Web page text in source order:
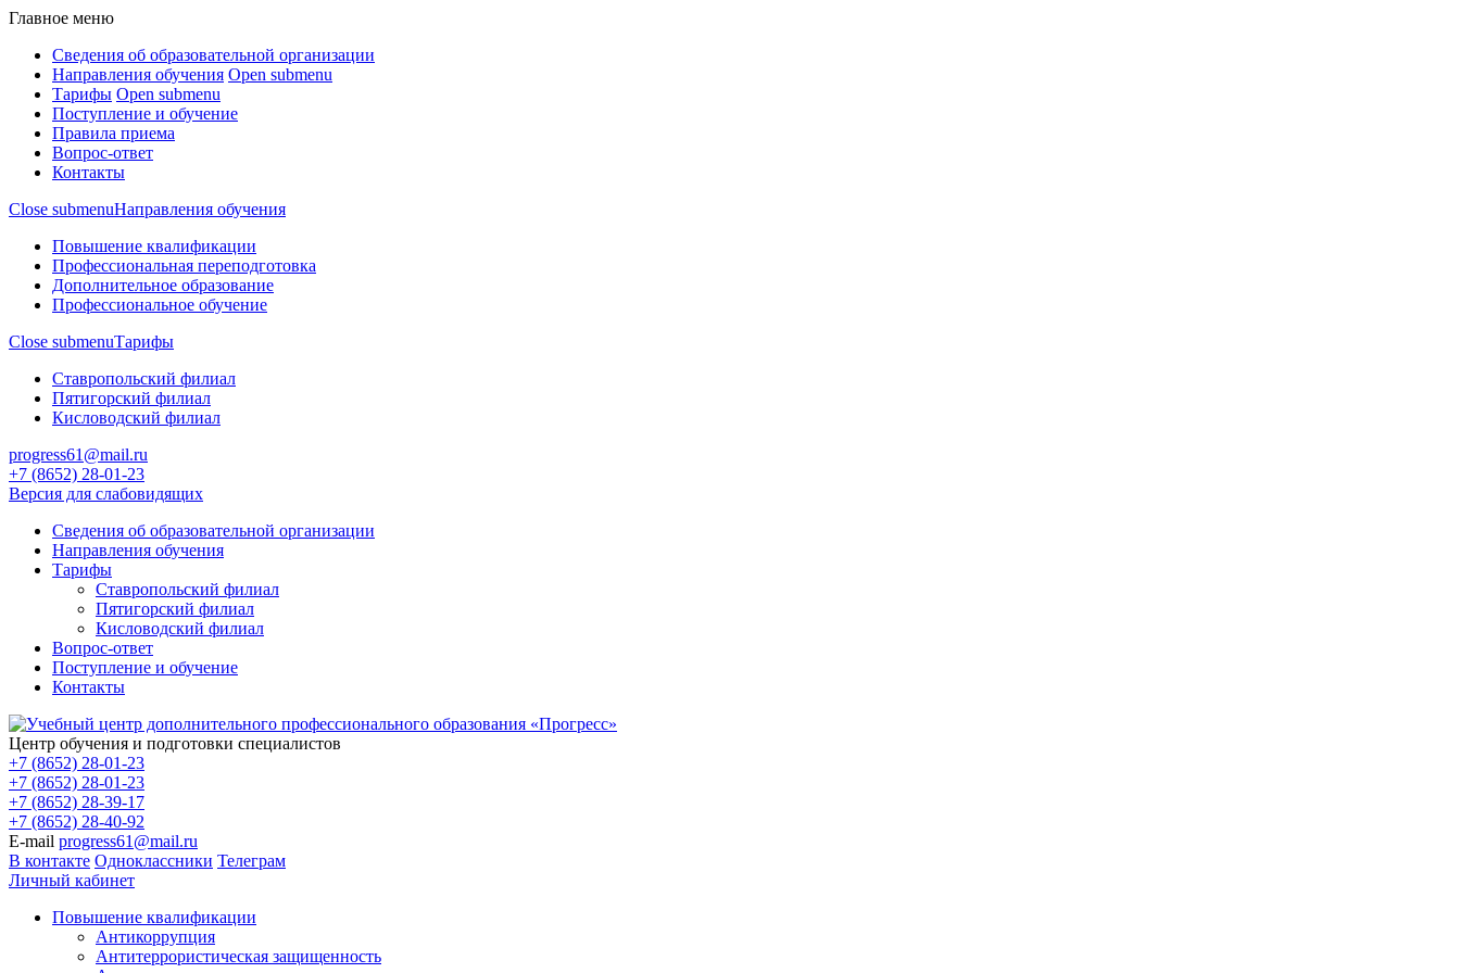
Главное меню
Сведения об образовательной организации
Направления обучения Open submenu
Тарифы Open submenu
Поступление и обучение
Правила приема
Вопрос-ответ
Контакты
Close submenuНаправления обучения
Повышение квалификации
Профессиональная переподготовка
Дополнительное образование
Профессиональное обучение
Close submenuТарифы
Ставропольский филиал
Пятигорский филиал
Кисловодский филиал
progress61@mail.ru
+7 (8652) 28-01-23
Версия для слабовидящих
Сведения об образовательной организации
Направления обучения
Тарифы
Ставропольский филиал
Пятигорский филиал
Кисловодский филиал
Вопрос-ответ
Поступление и обучение
Контакты
Центр обучения и подготовки специалистов
+7 (8652) 28-01-23
+7 (8652) 28-01-23
+7 (8652) 28-39-17
+7 (8652) 28-40-92
E-mail progress61@mail.ru
В контакте Одноклассники Телеграм
Личный кабинет
Повышение квалификации
Антикоррупция
Антитеррористическая защищенность